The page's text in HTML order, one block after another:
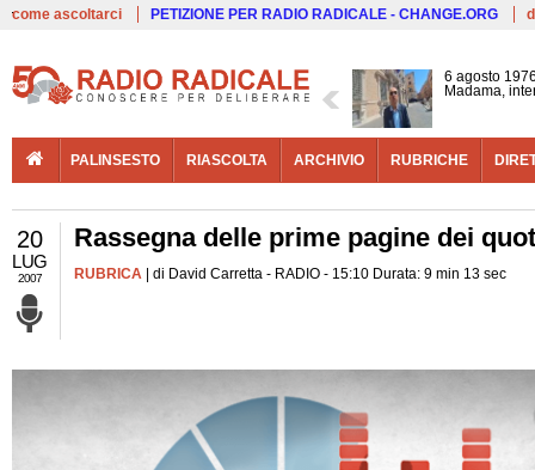
come ascoltarci PETIZIONE PER RADIO RADICALE - CHANGE.ORG
6 agosto
Madama,
PALINSESTO RIASCOLTA ARCHIVIO RUBRICHE
20
LUG
2007
Rassegna delle prime pagine dei
RUBRICA | di David Carretta - RADIO - 15:10 Durata: 9 min 13 sec